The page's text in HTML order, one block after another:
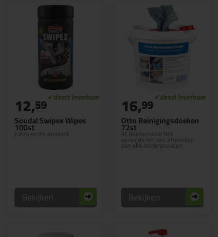
Soudal Swipex Wipes
100st
Extra grote doekjes!
12,59
Bekijken
Otto Reinigingsdoeken
72st
XL doeken voor het
verwijderen van lijmresten
van alle ondergronden
16,99
Bekijken